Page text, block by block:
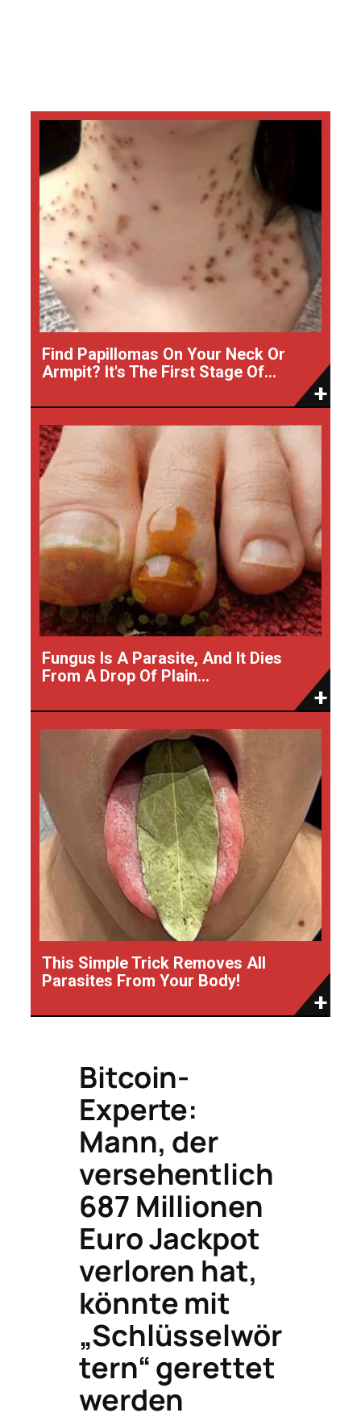
Find Papillomas On Your Neck Or
Armpit? It's The First Stage Of...
Fungus Is A Parasite, And It Dies
From A Drop Of Plain...
This Simple Trick Removes All
Parasites From Your Body!
Bitcoin-
Experte:
Mann, der
versehentlich
687 Millionen
Euro Jackpot
verloren hat,
könnte mit
„Schlüsselwör
tern“ gerettet
werden